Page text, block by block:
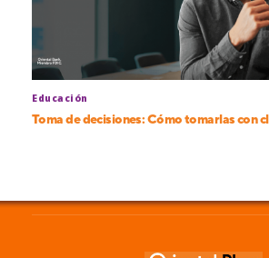
Educación
Toma de decisiones: Cómo tomarlas con